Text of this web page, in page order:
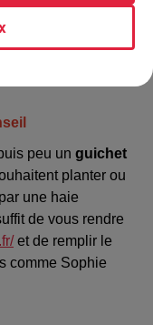
peu un guichet
planter ou
une haie
de vous rendre
et de remplir le
comme Sophie